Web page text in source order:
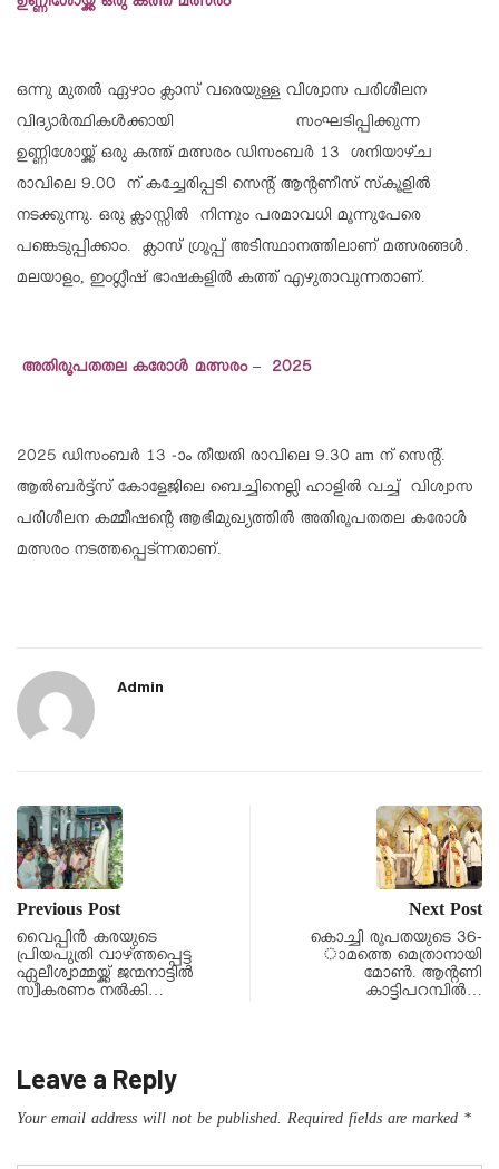
ഒന്നു മുതൽ ഏഴാം ക്ലാസ് വരെയുള്ള വിശ്വാസ പരിശീലന
വിദ്യാർത്ഥികൾക്കായി സംഘടിപ്പിക്കുന്ന
ഉണ്ണിശോയ്ക്ക് ഒരു കത്ത് മത്സരം ഡിസംബർ 13 ശനിയാഴ്ച
രാവിലെ 9.00 ന് കച്ചേരിപ്പടി സെന്റ് ആന്റണീസ് സ്‌കൂളിൽ
നടക്കുന്നു. ഒരു ക്ലാസ്സിൽ നിന്നും പരമാവധി മൂന്നുപേരെ
പങ്കെടുപ്പിക്കാം. ക്ലാസ് ഗ്രൂപ്പ് അടിസ്ഥാനത്തിലാണ് മത്സരങ്ങൾ.
മലയാളം, ഇംഗ്ലീഷ് ഭാഷകളിൽ കത്ത് എഴുതാവുന്നതാണ്.
അതിരൂപതതല കരോൾ മത്സരം – 2025
2025 ഡിസംബര്‍ 13 -ാം തീയതി രാവിലെ 9.30 am ന് സെന്റ്.
ആല്‍ബര്‍ട്ട്‌സ് കോളേജിലെ ബെച്ചിനെല്ലി ഹാളില്‍ വച്ച് വിശ്വാസ
പരിശീലന കമ്മീഷന്റെ ആഭിമുഖ്യത്തില്‍ അതിരൂപതതല കരോള്‍
മത്സരം നടത്തപ്പെട്ന്നതാണ്.
Admin
Previous Post
വൈപ്പിൻ കരയുടെ
പ്രിയപുത്രി വാഴ്ത്തപ്പെട്ട
ഏലീശ്വാമ്മയ്ക്ക് ജന്മനാട്ടിൽ
സ്വീകരണം നൽകി…
Next Post
കൊച്ചി രൂപതയുടെ 36-
ാമത്തെ മെത്രാനായി
മോണ്‍. ആന്റണി
കാട്ടിപറമ്പില്‍…
Leave a Reply
Your email address will not be published. Required fields are marked *